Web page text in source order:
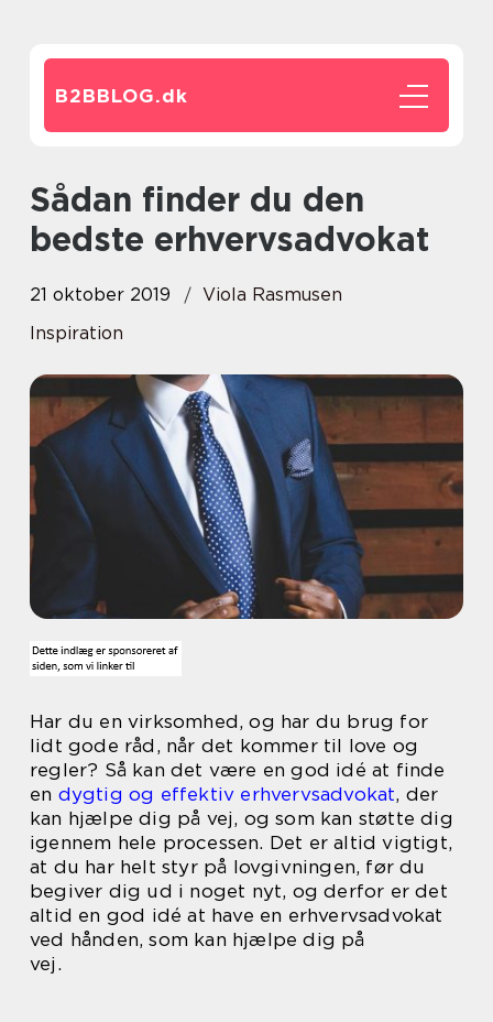
B2BBLOG.dk
Sådan finder du den
bedste erhvervsadvokat
21 oktober 2019
Viola Rasmusen
Inspiration
Har du en virksomhed, og har du brug for
lidt gode råd, når det kommer til love og
regler? Så kan det være en god idé at finde
en dygtig og effektiv erhvervsadvokat, der
kan hjælpe dig på vej, og som kan støtte dig
igennem hele processen. Det er altid vigtigt,
at du har helt styr på lovgivningen, før du
begiver dig ud i noget nyt, og derfor er det
altid en god idé at have en erhvervsadvokat
ved hånden, som kan hjælpe dig på
vej.